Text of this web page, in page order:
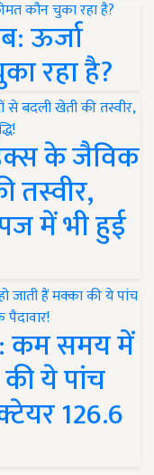
ऊर्जा
रहा है?
के जैविक
तस्वीर,
में भी हुई
कम समय में
ये पांच
126.6